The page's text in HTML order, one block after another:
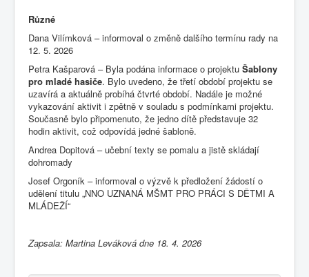
Různé
Dana Vilímková – informoval o změně dalšího termínu rady na
12. 5. 2026
Petra Kašparová – Byla podána informace o projektu Šablony
pro mladé hasiče. Bylo uvedeno, že třetí období projektu se
uzavírá a aktuálně probíhá čtvrté období. Nadále je možné
vykazování aktivit i zpětně v souladu s podmínkami projektu.
Současně bylo připomenuto, že jedno dítě představuje 32
hodin aktivit, což odpovídá jedné šabloně.
Andrea Dopitová – učební texty se pomalu a jistě skládají
dohromady
Josef Orgoník – informoval o výzvě k předložení žádostí o
udělení titulu „NNO UZNANÁ MŠMT PRO PRÁCI S DĚTMI A
MLÁDEŽÍ“
Zapsala: Martina Leváková dne 18. 4. 2026